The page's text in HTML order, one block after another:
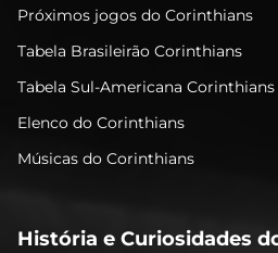
Próximos jogos do Corinthians
Tabela Brasileirão Corinthians
Tabela Sul-Americana Corinthians
Elenco do Corinthians
Músicas do Corinthians
História e Curiosidades